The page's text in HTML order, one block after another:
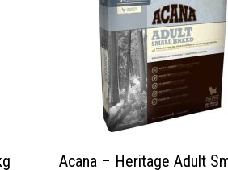
Acana – Heritage Adult